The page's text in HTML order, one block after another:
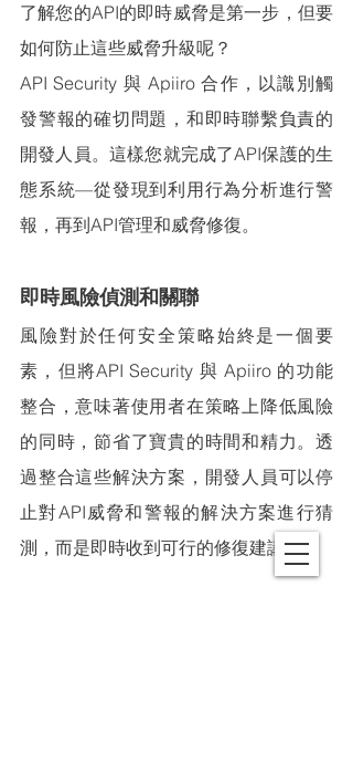
了解您的API的即時威脅是第一步 ，但要
如何防止這些威脅升級呢？
API Security 與 Apiiro 合作，以識別觸
發警報的確切問題，和即時聯繫負責的
開發人員。 這樣您就完成了API保護的生
態系統—從發現到利用行為分析進行警
報，再到API管理和威脅修復。
即時風險偵測和關聯
風險對於任何安全策略始終是一個要
素，但將API Security 與 Apiiro 的功能
整合，意味著使用者在策略上降低風險
的同時，節省了寶貴的時間和精力。透
過整合這些解決方案，開發人員可以停
止對API威脅和警報的解決方案進行猜
測，而是即時收到可行的修復建議。